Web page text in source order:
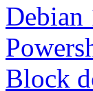
Block